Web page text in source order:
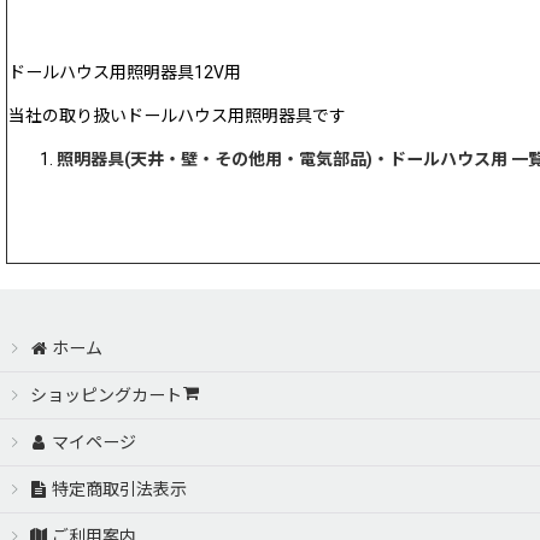
ドールハウス用照明器具12V用
当社の取り扱いドールハウス用照明器具です
照明器具(天井・壁・その他用・電気部品)・ドールハウス用 一
ホーム
ショッピングカート
マイページ
特定商取引法表示